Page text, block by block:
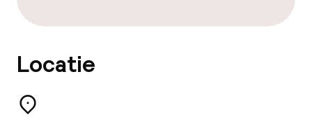
Dieetopties
Locatie